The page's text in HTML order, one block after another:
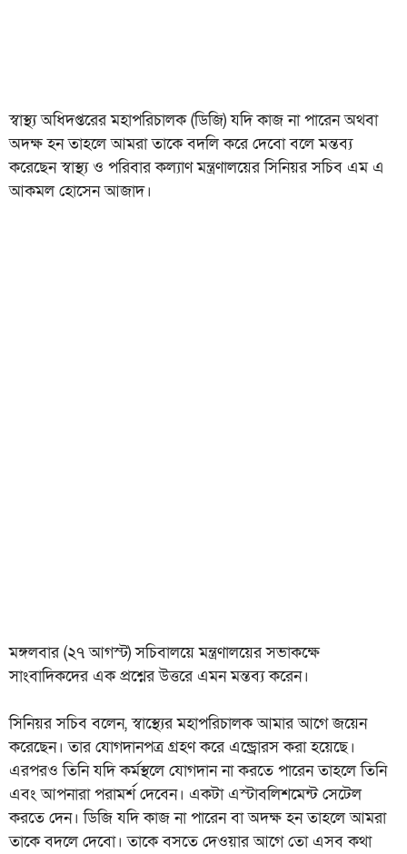
স্বাস্থ্য অধিদপ্তরের মহাপরিচালক (ডিজি) যদি কাজ না পারেন অথবা
অদক্ষ হন তাহলে আমরা তাকে বদলি করে দেবো বলে মন্তব্য
করেছেন স্বাস্থ্য ও পরিবার কল্যাণ মন্ত্রণালয়ের সিনিয়র সচিব এম এ
আকমল হোসেন আজাদ।
মঙ্গলবার (২৭ আগস্ট) সচিবালয়ে মন্ত্রণালয়ের সভাকক্ষে
সাংবাদিকদের এক প্রশ্নের উত্তরে এমন মন্তব্য করেন।
সিনিয়র সচিব বলেন, স্বাস্থ্যের মহাপরিচালক আমার আগে জয়েন
করেছেন। তার যোগদানপত্র গ্রহণ করে এন্ড্রোরস করা হয়েছে।
এরপরও তিনি যদি কর্মস্থলে যোগদান না করতে পারেন তাহলে তিনি
এবং আপনারা পরামর্শ দেবেন। একটা এস্টাবলিশমেন্ট সেটেল
করতে দেন। ডিজি যদি কাজ না পারেন বা অদক্ষ হন তাহলে আমরা
তাকে বদলে দেবো। তাকে বসতে দেওয়ার আগে তো এসব কথা